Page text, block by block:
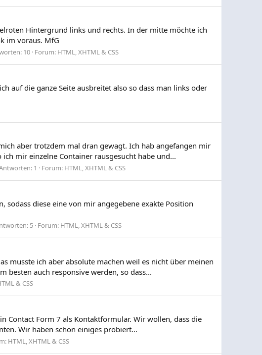
Hintergrund links und rechts. In der mitte möchte ich
im voraus. MfG
10 Forum: HTML, XHTML & CSS
auf die ganze Seite ausbreitet also so dass man links oder
aber trotzdem mal dran gewagt. Ich hab angefangen mir
mir einzelne Container rausgesucht habe und...
1 Forum: HTML, XHTML & CSS
diese eine von mir angegebene exakte Position
5 Forum: HTML, XHTML & CSS
musste ich aber absolute machen weil es nicht über meinen
besten auch responsive werden, so dass...
& CSS
Contact Form 7 als Kontaktformular. Wir wollen, dass die
Wir haben schon einiges probiert...
HTML, XHTML & CSS